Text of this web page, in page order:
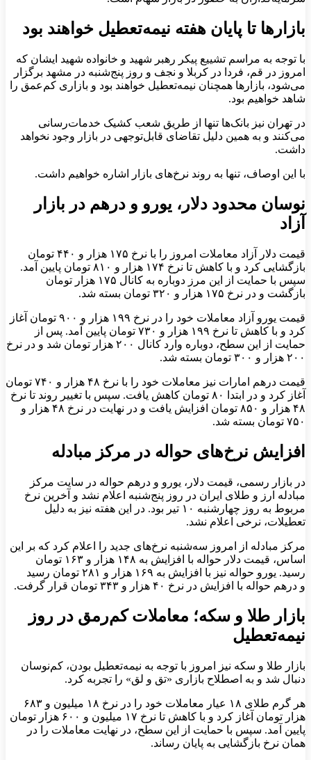
بازارها تا پایان هفته نیمه‌تعطیل خواهند بود
با توجه به مراسم تشییع پیکر رهبر شهید و خانواده شهید ایشان که
امروز در قم، فردا در کربلا و نجف و روز پنج‌شنبه در مشهد برگزار
می‌شود، بازارها همچنان نیمه‌تعطیل خواهند بود و بازاری کم‌عمق را
شاهد خواهیم بود.
در تهران نیز بانک‌ها تنها از طریق شعب کشیک خدمات‌رسانی
می‌کنند و به همین دلیل تقاضای قابل‌توجهی در بازار وجود نخواهد
داشت.
با این اوصاف، تنها به روند نرخ‌های بازار اشاره خواهیم داشت.
نوسان محدود دلار، یورو و درهم در بازار
آزاد
قیمت دلار آزاد معاملات امروز را با نرخ ۱۷۵ هزار و ۴۴۰ تومان
بازگشایی کرد و با کاهش تا نرخ ۱۷۴ هزار و ۸۱۰ تومان پایین آمد.
سپس با حمایت از این مرز دوباره به کانال ۱۷۵ هزار تومان
بازگشت و در نرخ ۱۷۵ هزار و ۳۲۰ تومان بسته شد.
قیمت یورو آزاد معاملات خود را در نرخ ۱۹۹ هزار و ۹۰۰ تومان آغاز
کرد و با کاهش تا نرخ ۱۹۹ هزار و ۷۳۰ تومان پایین آمد. پس از
حمایت از این سطح، دوباره وارد کانال ۲۰۰ هزار تومان شد و در نرخ
۲۰۰ هزار و ۳۰۰ تومان بسته شد.
قیمت درهم امارات نیز معاملات خود را با نرخ ۴۸ هزار و ۷۴۰ تومان
آغاز کرد و در ابتدا ۸۰ تومان کاهش یافت. سپس با تغییر روند تا نرخ
۴۸ هزار و ۸۵۰ تومان افزایش یافت و در نهایت در نرخ ۴۸ هزار و
۷۵۰ تومان بسته شد.
افزایش نرخ‌های حواله در مرکز مبادله
در بازار رسمی، قیمت دلار، یورو و درهم حواله در سایت مرکز
مبادله ارز و طلای ایران در روز پنج‌شنبه اعلام نشد و آخرین نرخ
مربوط به روز چهارشنبه ۱۰ تیر بود. در این هفته نیز به دلیل
تعطیلات، نرخی اعلام نشد.
مرکز مبادله از امروز سه‌شنبه نرخ‌های جدید را اعلام کرد که بر این
اساس، قیمت دلار حواله با افزایش به ۱۴۸ هزار و ۱۶۳ تومان
رسید. یورو حواله‌ نیز با افزایش به ۱۶۹ هزار و ۲۸۱ تومان رسید
و درهم حواله با افزایش در نرخ ۴۰ هزار و ۳۴۳ تومان قرار گرفت.
بازار طلا و سکه؛ معاملات کم‌رمق در روز
نیمه‌تعطیل
بازار طلا و سکه نیز امروز با توجه به نیمه‌تعطیل بودن، کم‌نوسان
دنبال شد و به اصطلاح بازاری «تق و لق» را تجربه کرد.
هر گرم طلای ۱۸ عیار معاملات خود را در نرخ ۱۸ میلیون و ۶۸۳
هزار تومان آغاز کرد و با کاهش تا نرخ ۱۷ میلیون و ۶۰۰ هزار تومان
پایین آمد. سپس با حمایت از این سطح، در نهایت معاملات را در
همان نرخ بازگشایی به پایان رساند.